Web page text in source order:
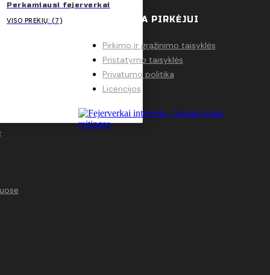
Perkamiausi fejerverkai
VISO PREKIŲ: (7)
INFORMACIJA PIRKĖJUI
Pirkimo ir grąžinimo taisyklės
Pristatymo taisyklės
Privatumo politika
Licencijos